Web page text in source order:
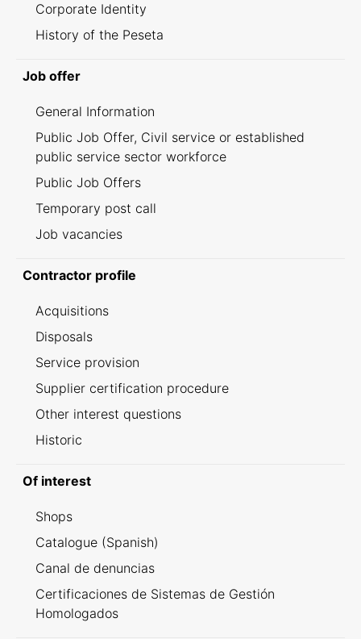
Corporate Identity
History of the Peseta
Job offer
General Information
Public Job Offer, Civil service or established
public service sector workforce
Public Job Offers
Temporary post call
Job vacancies
Contractor profile
Acquisitions
Disposals
Service provision
Supplier certification procedure
Other interest questions
Historic
Of interest
Shops
Catalogue (Spanish)
Canal de denuncias
Certificaciones de Sistemas de Gestión
Homologados